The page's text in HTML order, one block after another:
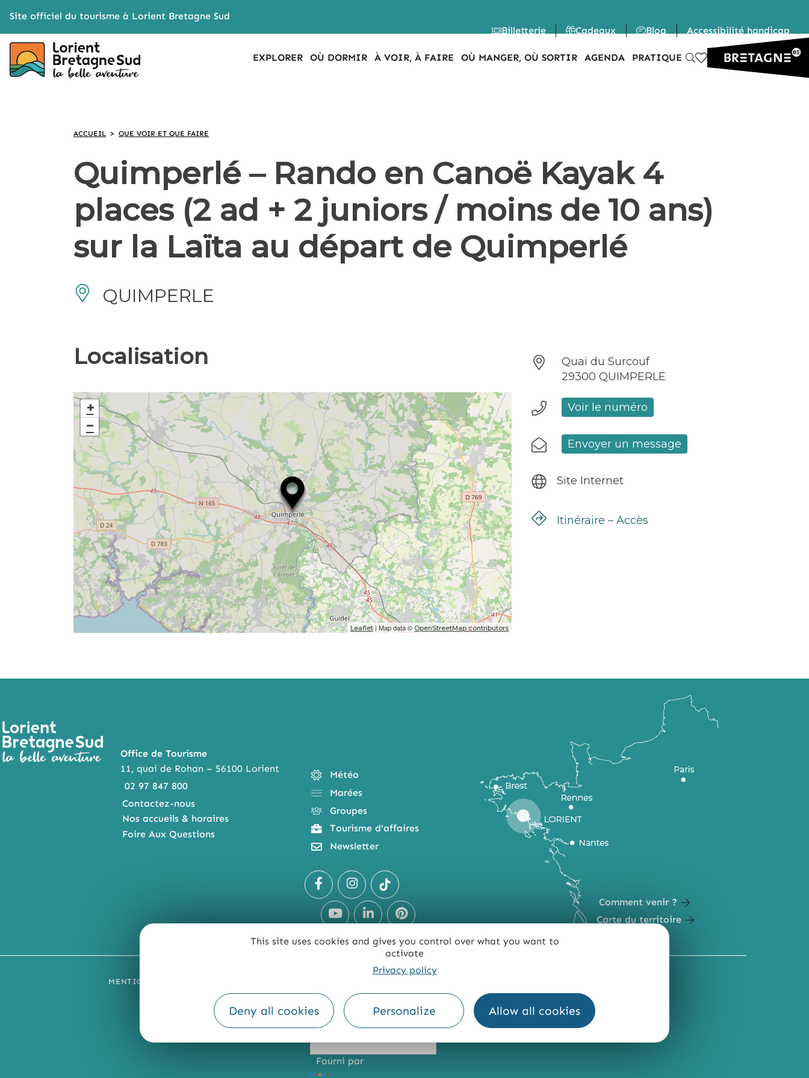
This site uses cookies and gives you control over what you want to
activate
Privacy policy
Deny all cookies Personalize Allow all cookies
Site officiel du tourisme à Lorient Bretagne Sud
Billetterie
Cadeaux Blog Accessibilité handicap
EXPLORER OÙ DORMIR À VOIR, À FAIRE OÙ MANGER, OÙ SORTIR AGENDA PRATIQUE
ACCUEIL > QUE VOIR ET QUE FAIRE
Quimperlé – Rando en Canoë Kayak 4
places (2 ad + 2 juniors / moins de 10 ans)
sur la Laïta au départ de Quimperlé
QUIMPERLE
Localisation
+
−
Leaflet | Map data ©OpenStreetMap contributors
Quai du Surcouf
29300 QUIMPERLE
Voir le numéro
Envoyer un message
Site Internet
Itinéraire – Accès
Office de Tourisme
11, quai de Rohan – 56100 Lorient
02 97 847 800
Contactez-nous
Nos accueils & horaires
Foire Aux Questions
Météo
Marées
Groupes
Tourisme d'affaires
Newsletter
Comment venir ?
Carte du territoire
MENTIONS LÉGALES
Fourni par